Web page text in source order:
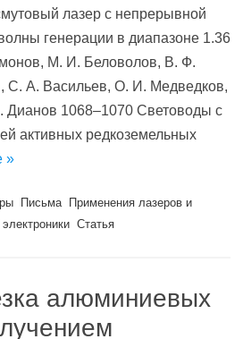
лазер с непрерывной
генерации в диапазоне 1.36
М. И. Беловолов, В. Ф.
С. А. Васильев, О. И. Медведков,
1068–1070 Световоды с
активных редкоземельных
»
Письма
Применения лазеров и
Статья
алюминиевых